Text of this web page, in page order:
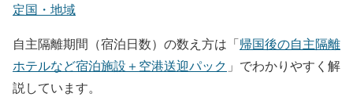
定国・地域
自主隔離期間（宿泊日数）の数え方は「帰国後の自主隔離
ホテルなど宿泊施設＋空港送迎パック 」でわかりやすく解
説しています。